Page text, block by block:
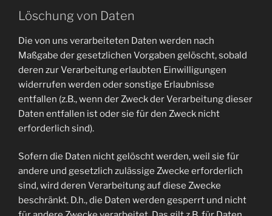
Löschung von Daten
Die von uns verarbeiteten Daten werden nach
Maßgabe der gesetzlichen Vorgaben gelöscht, sobald
deren zur Verarbeitung erlaubten Einwilligungen
widerrufen werden oder sonstige Erlaubnisse
entfallen (z.B., wenn der Zweck der Verarbeitung dieser
Daten entfallen ist oder sie für den Zweck nicht
erforderlich sind).
Sofern die Daten nicht gelöscht werden, weil sie für
andere und gesetzlich zulässige Zwecke erforderlich
sind, wird deren Verarbeitung auf diese Zwecke
beschränkt. D.h., die Daten werden gesperrt und nicht